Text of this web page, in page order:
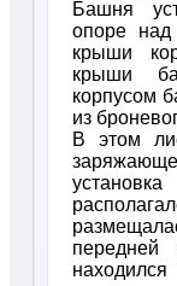
Башня
опоре над
крыши
крыши
корпусом
из
В этом
передней